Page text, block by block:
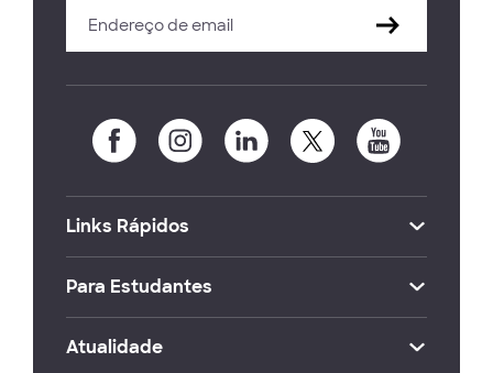
Links Rápidos
Para Estudantes
Atualidade